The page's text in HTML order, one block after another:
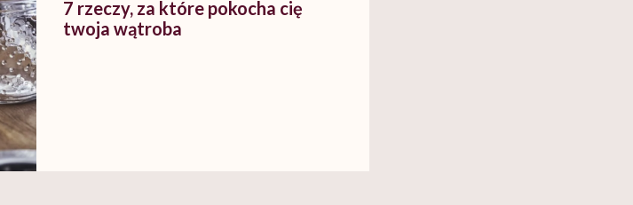
7 rzeczy, za które pokocha cię
twoja wątroba